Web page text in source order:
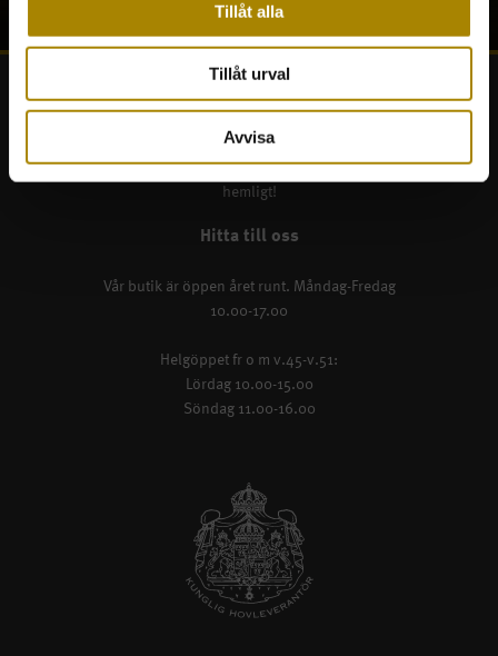
Tillåt alla
Tillåt urval
Avvisa
FABRIKSBUTIKEN
Ett verkligt smultronställe, som inte hålls
hemligt!
Hitta till oss
Vår butik är öppen året runt. Måndag-Fredag
10.00-17.00
Helgöppet fr o m v.45-v.51:
Lördag 10.00-15.00
Söndag 11.00-16.00